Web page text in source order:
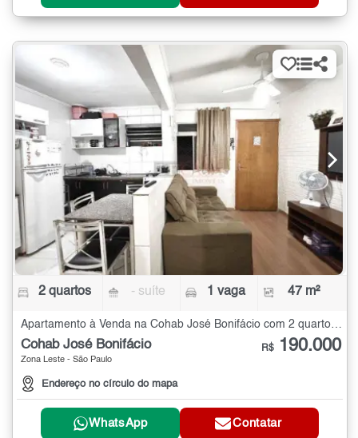
2 quartos - suíte 1 vaga 47 m²
Apartamento à Venda na Cohab José Bonifácio com 2 quartos - 47 m²
Cohab José Bonifácio
Zona Leste - São Paulo
Endereço no círculo do mapa
R$ 190.000
WhatsApp Contatar